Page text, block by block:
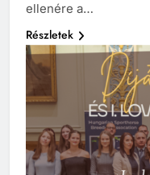
ellenére a…
Részletek